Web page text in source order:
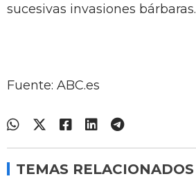
sucesivas invasiones bárbaras.
Fuente: ABC.es
TEMAS RELACIONADOS